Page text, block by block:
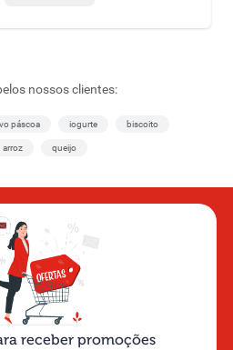
nossos clientes:
páscoa iogurte biscoito
arroz queijo
receber promoções